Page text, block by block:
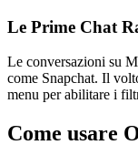
Le Prime Chat
Le conversazioni su
come Snapchat. Il
menu per abilitare i
Come usare